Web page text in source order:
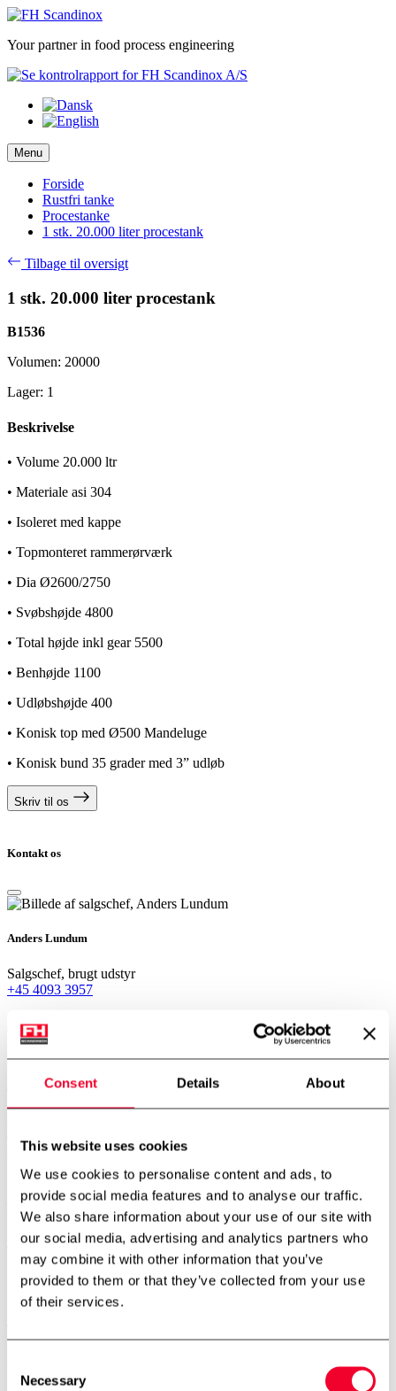
Consent Details About
This website uses cookies
We use cookies to personalise content and ads, to
provide social media features and to analyse our traffic.
We also share information about your use of our site with
our social media, advertising and analytics partners who
may combine it with other information that you’ve
provided to them or that they’ve collected from your use
of their services.
Selection
Necessary
Skip
content
Your partner in food process engineering
Menu
Forside
Rustfri tanke
Procestanke
1 stk. 20.000 liter procestank
Tilbage til oversigt
1 stk. 20.000 liter procestank
B1536
Volumen: 20000
Lager: 1
Beskrivelse
• Volume 20.000 ltr
• Materiale asi 304
• Isoleret med kappe
• Topmonteret rammerørværk
• Dia Ø2600/2750
• Svøbshøjde 4800
• Total højde inkl gear 5500
• Benhøjde 1100
• Udløbshøjde 400
• Konisk top med Ø500 Mandeluge
• Konisk bund 35 grader med 3” udløb
Skriv til os
Kontakt os
Anders Lundum
Salgschef, brugt udstyr
+45 4093 3957
alu@fhscandinox.com
Kontakt
Kærhusvej 4, Hoven
Telefon:+45 7534 3434
København – Afdeling
Gerstenberg Services A/S
Vibeholmsvej 21/22
2605 Brøndby
+45 4343 2026
Norge – Afdeling
FH Scandinox Norge AS
Hjaltevej 2, Skovby